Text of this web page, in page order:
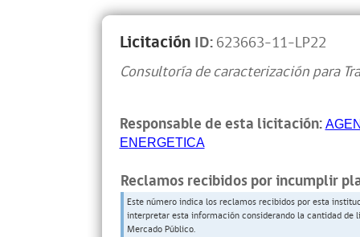
Licitación ID:623663-11-LP22
Consultoría de caracterización para
Responsable de esta licitación:
ENERGETICA
Reclamos recibidos por incumplir
Este número indica los reclamos recibidos por esta
interpretar esta información considerando la cantidad
Mercado Público.